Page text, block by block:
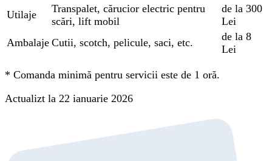
Utilaje
Transpalet, cărucior electric pentru
scări, lift mobil
de la 300
Lei
Ambalaje Cutii, scotch, pelicule, saci, etc.
de la 8
Lei
* Comanda minimă pentru servicii este de 1 oră.
Actualizt la 22 ianuarie 2026